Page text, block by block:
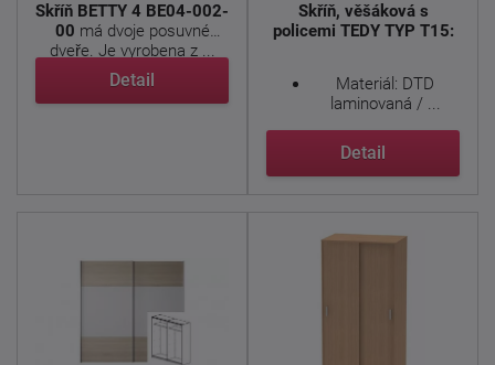
Skříň BETTY 4 BE04-002-
00 má dvoje posuvné
dveře. Je vyrobena z ...
Detail
Skříň, věšáková s
policemi TEDY TYP T15:
Materiál: DTD
laminovaná / ...
Detail